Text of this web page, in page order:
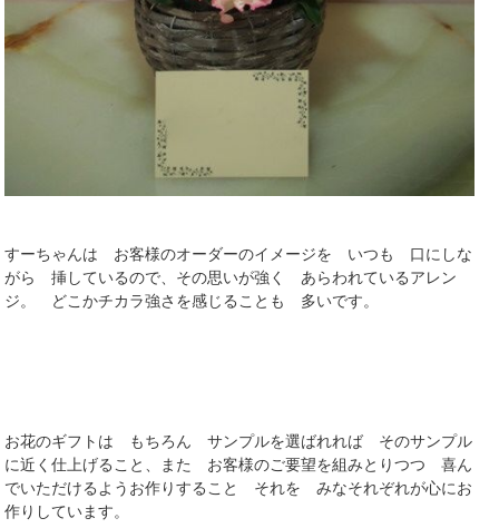
すーちゃんは お客様のオーダーのイメージを いつも 口にしな
がら 挿しているので、その思いが強く あらわれているアレン
ジ。 どこかチカラ強さを感じることも 多いです。
お花のギフトは もちろん サンプルを選ばれれば そのサンプル
に近く仕上げること、また お客様のご要望を組みとりつつ 喜ん
でいただけるようお作りすること それを みなそれぞれが心にお
作りしています。